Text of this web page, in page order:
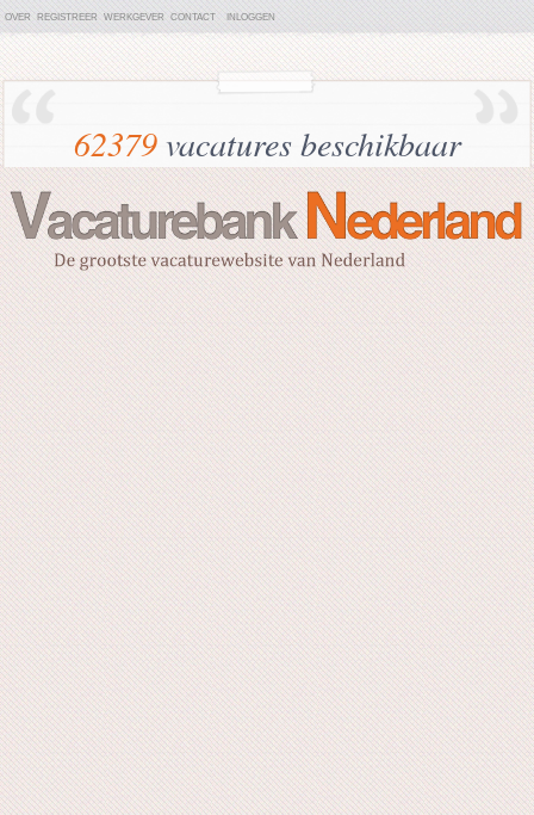
OVER REGISTREER WERKGEVER CONTACT INLOGGEN
62379vacatures beschikbaar